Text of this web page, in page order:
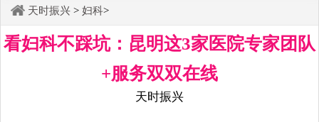
天时振兴 >妇科>
看妇科不踩坑：昆明这3家医院专家团队
+服务双双在线
天时振兴